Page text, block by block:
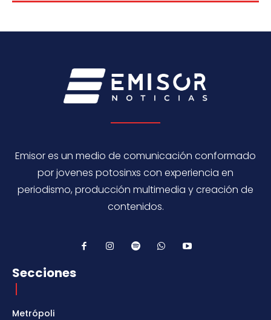
Emisor es un medio de comunicación conformado
por jovenes potosinxs con experiencia en
periodismo, producción multimedia y creación de
contenidos.
Secciones
Metrópoli